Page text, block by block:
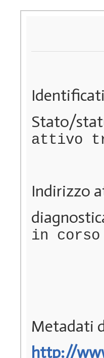
Stato/
attivo
Indirizzo
in corso
Metadati
http://